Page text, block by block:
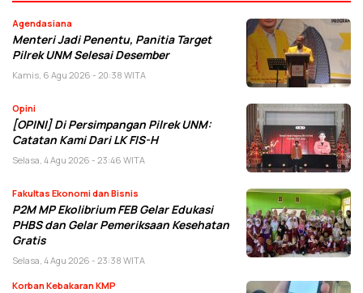
Agendasiana
Menteri Jadi Penentu, Panitia Target
Pilrek UNM Selesai Desember
Kamis, 6 Agu 2026 - 20:38 WITA
Opini
[OPINI] Di Persimpangan Pilrek UNM:
Catatan Kami Dari LK FIS-H
Selasa, 4 Agu 2026 - 23:46 WITA
Fakultas Ekonomi dan Bisnis
P2M MP Ekolibrium FEB Gelar Edukasi
PHBS dan Gelar Pemeriksaan Kesehatan
Gratis
Selasa, 4 Agu 2026 - 23:38 WITA
Korban Kebakaran KMP